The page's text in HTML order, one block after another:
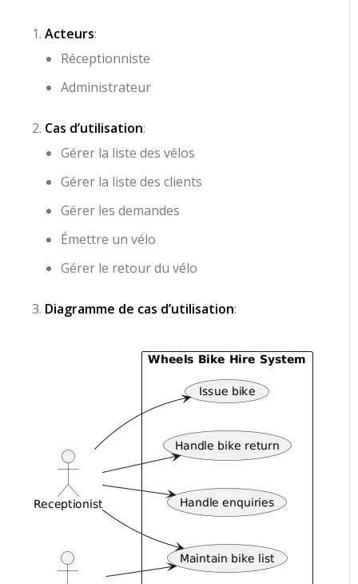
Acteurs:
Réceptionniste
Administrateur
Cas d’utilisation:
Gérer la liste des vélos
Gérer la liste des clients
Gérer les demandes
Émettre un vélo
Gérer le retour du vélo
Diagramme de cas d’utilisation: